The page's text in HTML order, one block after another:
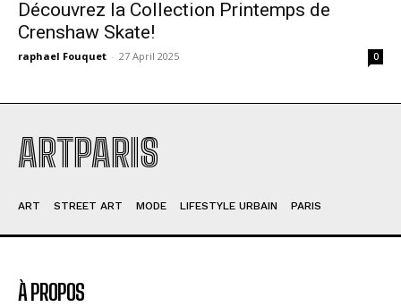
Découvrez la Collection Printemps de
Crenshaw Skate!
raphael Fouquet - 27 April 2025 0
ARTPARIS
ART STREET ART MODE LIFESTYLE URBAIN PARIS
À PROPOS